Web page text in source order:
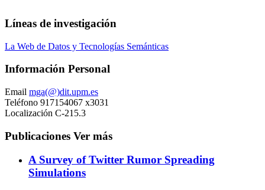
Líneas de investigación
La Web de Datos y Tecnologías Semánticas
Información Personal
Email mga(@)dit.upm.es
Teléfono 917154067 x3031
Localización C-215.3
Publicaciones Ver más
A Survey of Twitter Rumor Spreading
Simulations